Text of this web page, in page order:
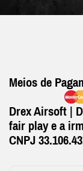
Meios de
Drex Airsoft |
fair play e a
CNPJ